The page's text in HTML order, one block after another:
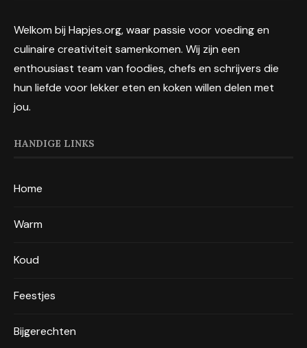
Welkom bij Hapjes.org, waar passie voor voeding en
culinaire creativiteit samenkomen. Wij zijn een
enthousiast team van foodies, chefs en schrijvers die
hun liefde voor lekker eten en koken willen delen met
jou.
HANDIGE LINKS
Home
Warm
Koud
Feestjes
Bijgerechten